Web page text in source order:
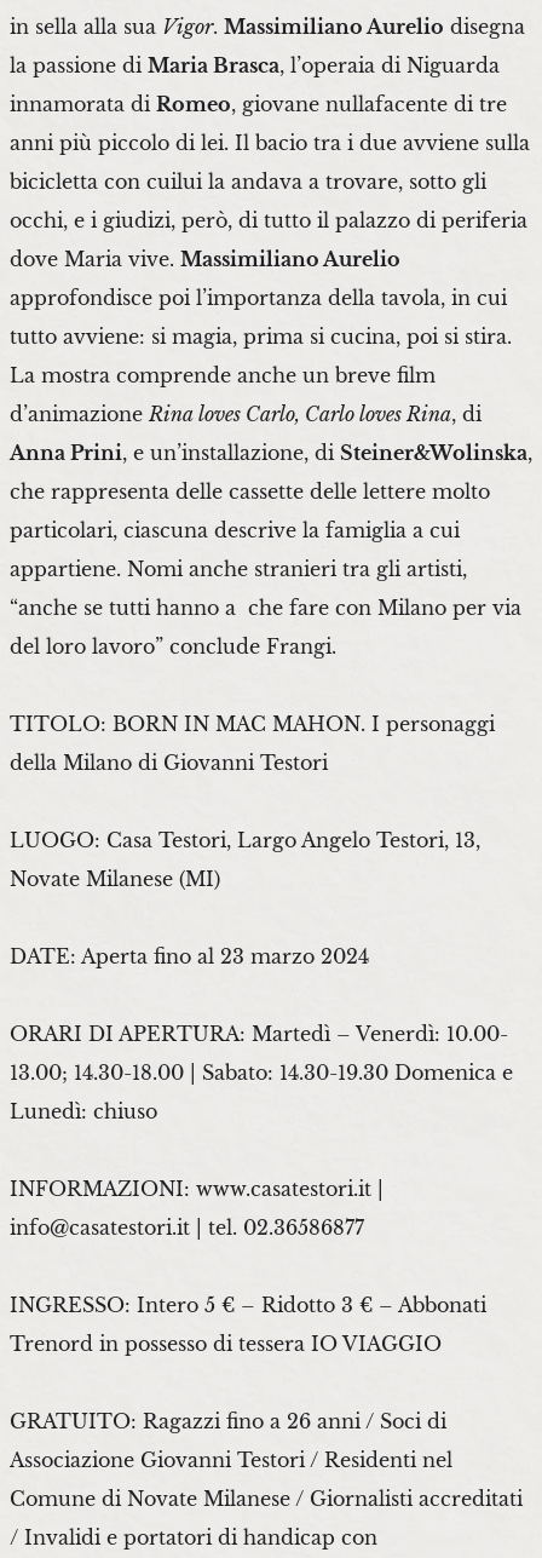
in sella alla sua Vigor. Massimiliano Aurelio disegna
la passione di Maria Brasca, l’operaia di Niguarda
innamorata di Romeo, giovane nullafacente di tre
anni più piccolo di lei. Il bacio tra i due avviene sulla
bicicletta con cuilui la andava a trovare, sotto gli
occhi, e i giudizi, però, di tutto il palazzo di periferia
dove Maria vive. Massimiliano Aurelio
approfondisce poi l’importanza della tavola, in cui
tutto avviene: si magia, prima si cucina, poi si stira.
La mostra comprende anche un breve film
d’animazione Rina loves Carlo, Carlo loves Rina, di
Anna Prini, e un’installazione, di Steiner&Wolinska,
che rappresenta delle cassette delle lettere molto
particolari, ciascuna descrive la famiglia a cui
appartiene. Nomi anche stranieri tra gli artisti,
“anche se tutti hanno a che fare con Milano per via
del loro lavoro” conclude Frangi.
TITOLO: BORN IN MAC MAHON. I personaggi
della Milano di Giovanni Testori
LUOGO: Casa Testori, Largo Angelo Testori, 13,
Novate Milanese (MI)
DATE: Aperta fino al 23 marzo 2024
ORARI DI APERTURA: Martedì – Venerdì: 10.00-
13.00; 14.30-18.00 | Sabato: 14.30-19.30 Domenica e
Lunedì: chiuso
INFORMAZIONI: www.casatestori.it |
info@casatestori.it | tel. 02.36586877
INGRESSO: Intero 5 € – Ridotto 3 € – Abbonati
Trenord in possesso di tessera IO VIAGGIO
GRATUITO: Ragazzi fino a 26 anni / Soci di
Associazione Giovanni Testori / Residenti nel
Comune di Novate Milanese / Giornalisti accreditati
/ Invalidi e portatori di handicap con